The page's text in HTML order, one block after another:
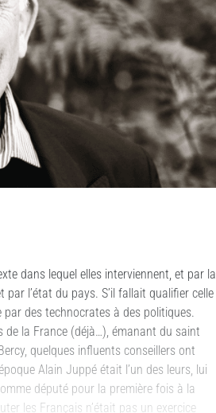
dans lequel elles interviennent, et par la
l’état du pays. S’il fallait qualifier celle
des technocrates à des politiques.
de la France (déjà…), émanant du saint
quelques influents conseillers ont
Alain Juppé était l’un des leurs, lui
député pour la première fois à la
les Français n’était pas un exercice